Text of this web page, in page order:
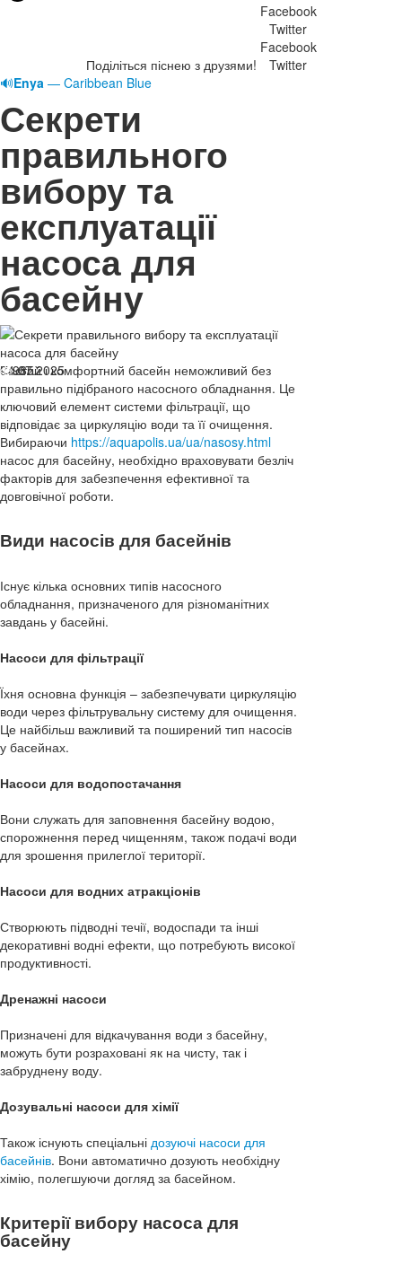
Поділіться піснею з друзями!
Facebook
Twitter
Facebook
Twitter
🔊Enya — Caribbean Blue
Секрети
правильного
вибору та
експлуатації
насоса для
басейну
04.07.2025
985
Чистий і комфортний басейн неможливий без
правильно підібраного насосного обладнання. Це
ключовий елемент системи фільтрації, що
відповідає за циркуляцію води та її очищення.
Вибираючи https://aquapolis.ua/ua/nasosy.html
насос для басейну, необхідно враховувати безліч
факторів для забезпечення ефективної та
довговічної роботи.
Види насосів для басейнів
Існує кілька основних типів насосного
обладнання, призначеного для різноманітних
завдань у басейні.
Насоси для фільтрації
Їхня основна функція – забезпечувати циркуляцію
води через фільтрувальну систему для очищення.
Це найбільш важливий та поширений тип насосів
у басейнах.
Насоси для водопостачання
Вони служать для заповнення басейну водою,
спорожнення перед чищенням, також подачі води
для зрошення прилеглої території.
Насоси для водних атракціонів
Створюють підводні течії, водоспади та інші
декоративні водні ефекти, що потребують високої
продуктивності.
Дренажні насоси
Призначені для відкачування води з басейну,
можуть бути розраховані як на чисту, так і
забруднену воду.
Дозувальні насоси для хімії
Також існують спеціальні дозуючі насоси для
басейнів. Вони автоматично дозують необхідну
хімію, полегшуючи догляд за басейном.
Критерії вибору насоса для
басейну